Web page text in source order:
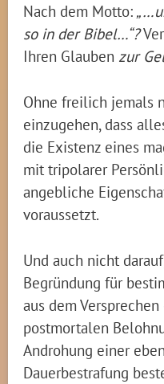
Nach dem Motto:
so in der Bibel…“?
Ihren Glauben zur
Ohne freilich jemals
einzugehen, dass
die Existenz eines
mit tripolarer
angebliche
voraussetzt.
Und auch nicht
Begründung für
aus dem
postmortalen
Androhung einer
Dauerbestrafung